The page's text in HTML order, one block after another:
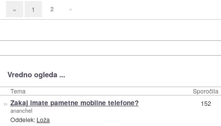
« 1 2 »
Vredno ogleda ...
Tema Sporočila
» Zakaj imate pametne mobilne telefone?
ananchel
Oddelek: Loža
152